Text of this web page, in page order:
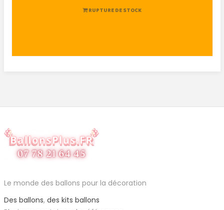
RUPTURE DE STOCK
Le monde des ballons pour la décoration
Des ballons, des kits ballons